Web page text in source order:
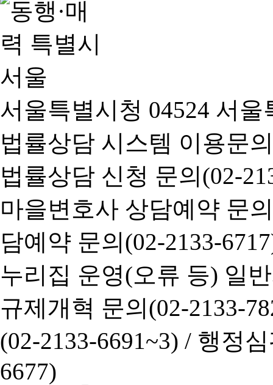
서울특별시청 04524 서
법률상담 시스템 이용문
법률상담 신청 문의(02-
마을변호사 상담예약 문
담예약 문의(02-2133-
누리집 운영(오류 등) 일
규제개혁 문의(02-2133-
(02-2133-6691~3) / 행정심
6677)